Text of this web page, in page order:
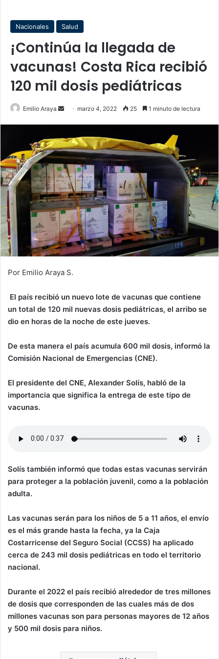
Nacionales Salud
¡Continúa la llegada de
vacunas! Costa Rica recibió
120 mil dosis pediátricas
Emilio Araya
Send marzo 4, 2022 25 1 minuto de lectura
Por Emilio Araya S.
El país recibió un nuevo lote de vacunas que contiene
un total de 120 mil nuevas dosis pediátricas, el arribo se
dio en horas de la noche de este jueves.
De esta manera el país acumula 600 mil dosis, informó la
Comisión Nacional de Emergencias (CNE).
El presidente del CNE, Alexander Solís, habló de la
importancia que significa la entrega de este tipo de
vacunas.
Solís también informó que todas estas vacunas servirán
para proteger a la población juvenil, como a la población
adulta.
Las vacunas serán para los niños de 5 a 11 años, el envío
es el más grande hasta la fecha, ya la Caja
Costarricense del Seguro Social (CCSS) ha aplicado
cerca de 243 mil dosis pediátricas en todo el territorio
nacional.
Durante el 2022 el país recibió alrededor de tres millones
de dosis que corresponden de las cuales más de dos
millones vacunas son para personas mayores de 12 años
y 500 mil dosis para niños.